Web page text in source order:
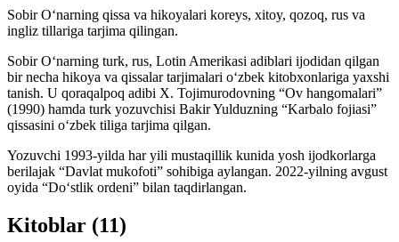
Sobir O‘narning qissa va hikoyalari koreys, xitoy, qozoq, rus va
ingliz tillariga tarjima qilingan.
Sobir O‘narning turk, rus, Lotin Amerikasi adiblari ijodidan qilgan
bir necha hikoya va qissalar tarjimalari o‘zbek kitobxonlariga yaxshi
tanish. U qoraqalpoq adibi X. Tojimurodovning “Ov hangomalari”
(1990) hamda turk yozuvchisi Bakir Yulduzning “Karbalo fojiasi”
qissasini o‘zbek tiliga tarjima qilgan.
Yozuvchi 1993-yilda har yili mustaqillik kunida yosh ijodkorlarga
berilajak “Davlat mukofoti” sohibiga aylangan. 2022-yilning avgust
oyida “Do‘stlik ordeni” bilan taqdirlangan.
Kitoblar (11)